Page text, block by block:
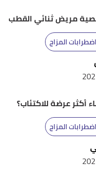
مريض ثنائي القطب
المزاج
أكثر عرضة للاكتئاب؟
المزاج